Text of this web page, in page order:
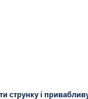
струнку і